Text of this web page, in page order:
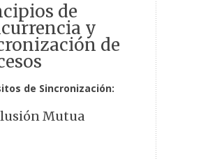
de
y
de
de Sincronización:
Mutua